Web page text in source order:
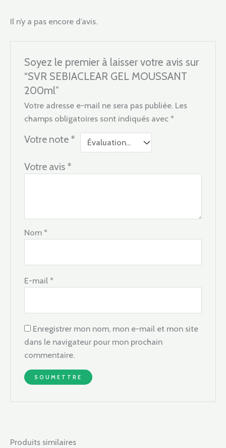
Il n’y a pas encore d’avis.
Soyez le premier à laisser votre avis sur
“SVR SEBIACLEAR GEL MOUSSANT
200ml”
Votre adresse e-mail ne sera pas publiée. Les
champs obligatoires sont indiqués avec*
Votre note *
Votre avis *
Nom*
E-mail*
Enregistrer mon nom, mon e-mail et mon site
dans le navigateur pour mon prochain
commentaire.
Produits similaires